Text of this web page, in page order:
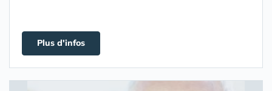
Plus d'infos